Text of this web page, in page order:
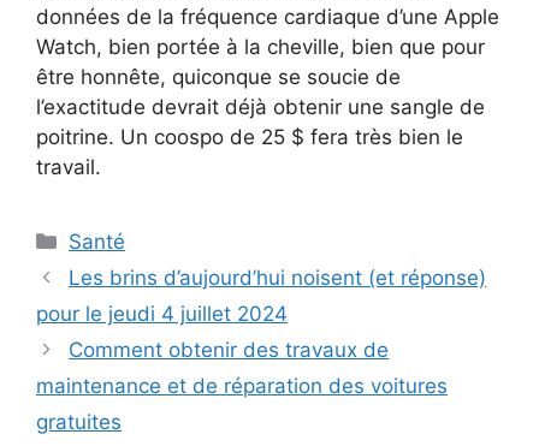
données de la fréquence cardiaque d’une Apple
Watch, bien portée à la cheville, bien que pour
être honnête, quiconque se soucie de
l’exactitude devrait déjà obtenir une sangle de
poitrine. Un coospo de 25 $ fera très bien le
travail.
Catégories
Santé
Les brins d’aujourd’hui noisent (et réponse)
pour le jeudi 4 juillet 2024
Comment obtenir des travaux de
maintenance et de réparation des voitures
gratuites